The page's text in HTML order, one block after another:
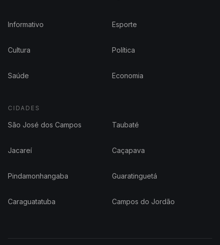
Informativo Esporte
Cultura Política
Saúde Economia
CIDADES
São José dos Campos Taubaté
Jacareí Caçapava
Pindamonhangaba Guaratinguetá
Caraguatatuba Campos do Jordão